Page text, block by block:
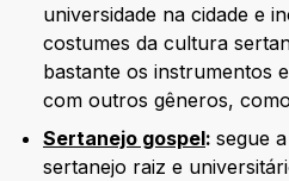
universidade na cidade e
costumes da cultura
bastante os instrumentos
com outros gêneros,
Sertanejo gospel: segue
sertanejo raiz e